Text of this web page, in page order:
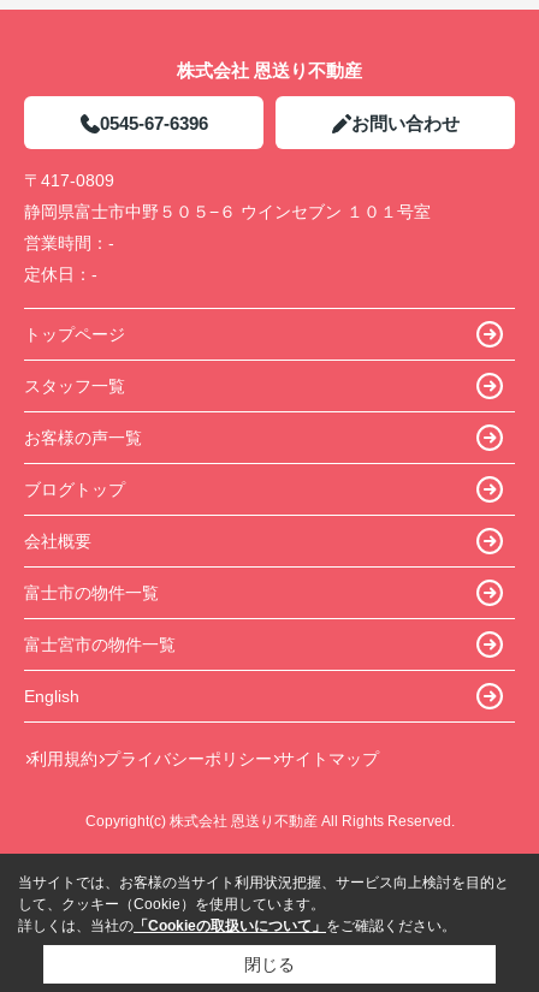
株式会社 恩送り不動産
0545-67-6396 お問い合わせ
〒417-0809
静岡県富士市中野５０５−６ ウインセブン １０１号室
営業時間： -
定休日： -
トップページ
スタッフ一覧
お客様の声一覧
ブログトップ
会社概要
富士市の物件一覧
富士宮市の物件一覧
English
利用規約 プライバシーポリシー サイトマップ
Copyright(c) 株式会社 恩送り不動産 All Rights Reserved.
当サイトでは、お客様の当サイト利用状況把握、サービス向上検討を目的と
して、クッキー（Cookie）を使用しています。
詳しくは、当社の 「Cookieの取扱いについて」 をご確認ください。
閉じる